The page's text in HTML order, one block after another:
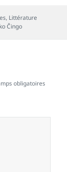
, Littérature
Čingo
obligatoires